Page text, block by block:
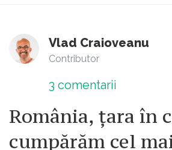
Vlad Craioveanu
Contributor
3 comentarii
România, țara în
cumpărăm cel